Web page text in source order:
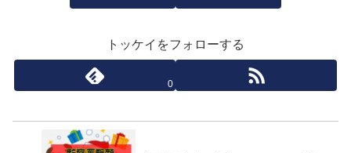
トッケイをフォローする
0